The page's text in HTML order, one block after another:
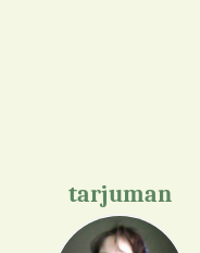
tarjuman